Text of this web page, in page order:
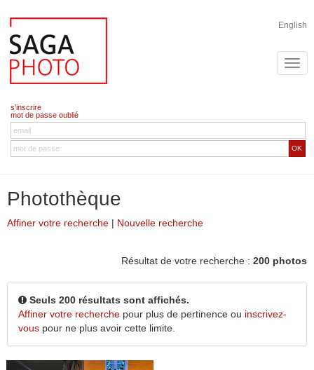
English
s'inscrire
mot de passe oublié
OK
Photothèque
Affiner votre recherche | Nouvelle recherche
Résultat de votre recherche : 200 photos
Seuls 200 résultats sont affichés.
Affiner votre recherche pour plus de pertinence ou inscrivez-
vous pour ne plus avoir cette limite.